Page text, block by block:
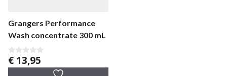
Grangers Performance
Wash concentrate 300 mL
0
v
€ 13,95